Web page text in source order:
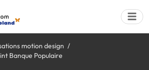
motion design
Banque Populaire